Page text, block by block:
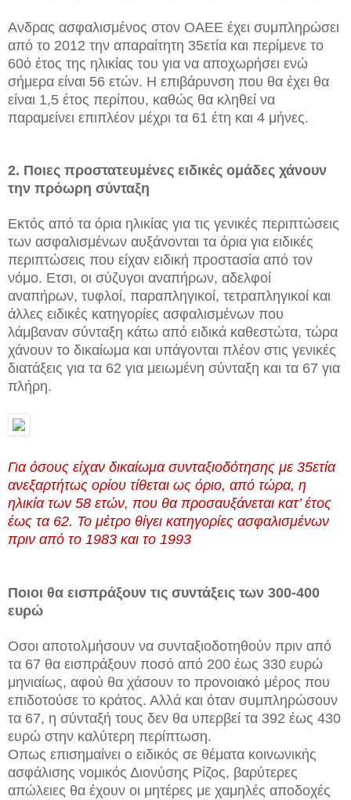
Ανδρας ασφαλισμένος στον ΟΑΕΕ έχει συμπληρώσει
από το 2012 την απαραίτητη 35ετία και περίμενε το
60ό έτος της ηλικίας του για να αποχωρήσει ενώ
σήμερα είναι 56 ετών. Η επιβάρυνση που θα έχει θα
είναι 1,5 έτος περίπου, καθώς θα κληθεί να
παραμείνει επιπλέον μέχρι τα 61 έτη και 4 μήνες.
2. Ποιες προστατευμένες ειδικές ομάδες χάνουν
την πρόωρη σύνταξη
Εκτός από τα όρια ηλικίας για τις γενικές περιπτώσεις
των ασφαλισμένων αυξάνονται τα όρια για ειδικές
περιπτώσεις που είχαν ειδική προστασία από τον
νόμο. Ετσι, οι σύζυγοι αναπήρων, αδελφοί
αναπήρων, τυφλοί, παραπληγικοί, τετραπληγικοί και
άλλες ειδικές κατηγορίες ασφαλισμένων που
λάμβαναν σύνταξη κάτω από ειδικά καθεστώτα, τώρα
χάνουν το δικαίωμα και υπάγονται πλέον στις γενικές
διατάξεις για τα 62 για μειωμένη σύνταξη και τα 67 για
πλήρη.
Για όσους είχαν δικαίωμα συνταξιοδότησης με 35ετία
ανεξαρτήτως ορίου τίθεται ως όριο, από τώρα, η
ηλικία των 58 ετών, που θα προσαυξάνεται κατ’ έτος
έως τα 62. Το μέτρο θίγει κατηγορίες ασφαλισμένων
πριν από το 1983 και το 1993
Ποιοι θα εισπράξουν τις συντάξεις των 300-400
ευρώ
Οσοι αποτολμήσουν να συνταξιοδοτηθούν πριν από
τα 67 θα εισπράξουν ποσό από 200 έως 330 ευρώ
μηνιαίως, αφού θα χάσουν το προνοιακό μέρος που
επιδοτούσε το κράτος. Αλλά και όταν συμπληρώσουν
τα 67, η σύνταξή τους δεν θα υπερβεί τα 392 έως 430
ευρώ στην καλύτερη περίπτωση.
Οπως επισημαίνει ο ειδικός σε θέματα κοινωνικής
ασφάλισης νομικός Διονύσης Ρίζος, βαρύτερες
απώλειες θα έχουν οι μητέρες με χαμηλές αποδοχές